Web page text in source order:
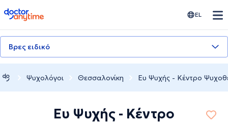
doctoranytime EL
Βρες ειδικό
Ψυχολόγοι Θεσσαλονίκη Ευ Ψυχής - Κέντρο
Ευ Ψυχής - Κέντρο